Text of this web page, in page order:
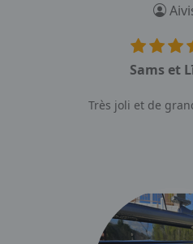
Sams et
Très joli et de